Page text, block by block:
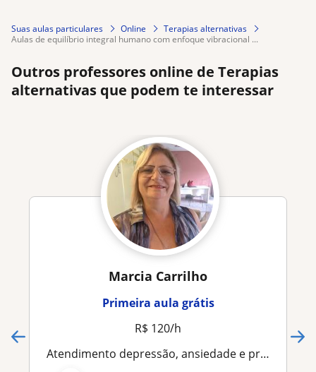
Suas aulas particulares Online
Terapias alternativas
aulas de equilíbrio integral humano com enfoque vibracional ...
Outros professores online de Terapias
alternativas que podem te interessar
Marcia Carrilho
Primeira aula grátis
R$ 120/h
Atendimento depressão, ansiedade e problemas conjugais